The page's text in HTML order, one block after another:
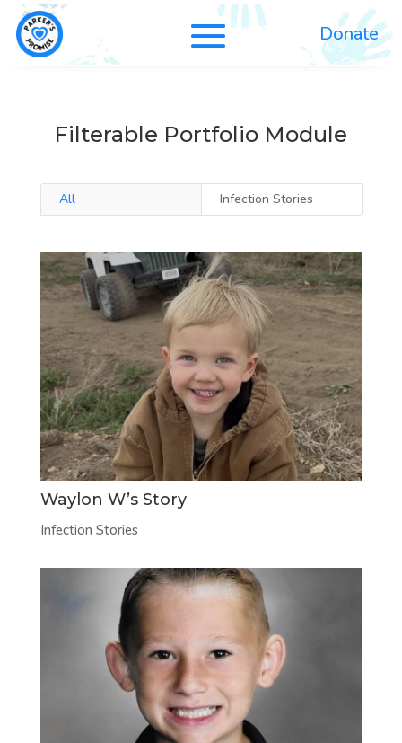
Donate
Filterable Portfolio Module
All Infection Stories
Waylon W’s Story
Infection Stories